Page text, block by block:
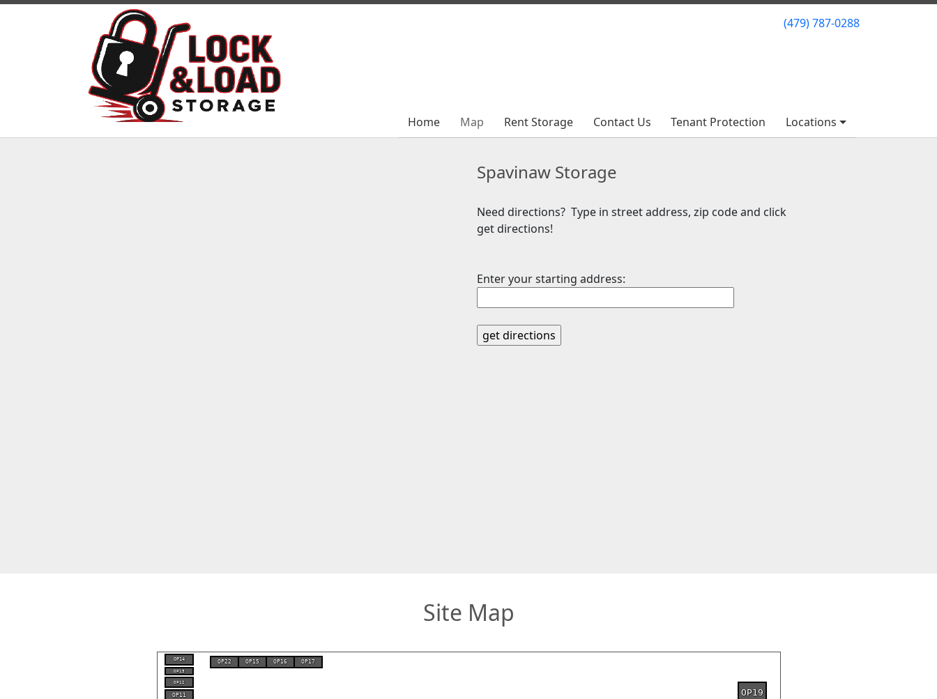
(479) 787-0288
Home Map Rent Storage Contact Us Tenant Protection Locations
(479) 787-0288
Home Map Rent Storage Contact Us Tenant Protection Locations
Spavinaw Storage
Need directions? Type in street address, zip code and click
get directions!
Enter your starting address:
Site Map
OP14 OP22 OP15
OP12
OP19
OP16
OP13
OP11
OP17